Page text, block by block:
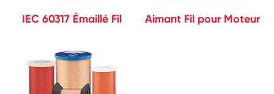
IEC 60317 Émaillé Fil Aimant Fil pour Moteur